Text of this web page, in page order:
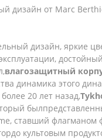
дизайн от Marc
дизайн, яркие
достойный
влагозащитный
динамика этого
20 лет назад,
ставший флагманом
культовым